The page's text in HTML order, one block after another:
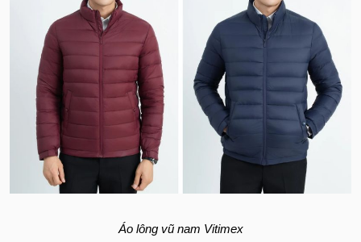
Áo lông vũ nam Vitimex